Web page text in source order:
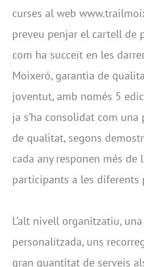
curses al web
preveu penjar el cartell de
com ha succeït en les
Moixeró, garantia de
joventut, amb només 5
ja s’ha consolidat com
de qualitat, segons
cada any responen més de
participants a les diferents
L’alt nivell organitzatiu,
personalitzada, uns
gran quantitat de serveis